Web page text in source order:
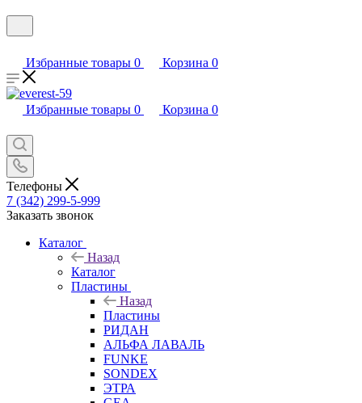
Избранные товары 0 Корзина 0
Избранные товары 0 Корзина 0
Телефоны
7 (342) 299-5-999
Заказать звонок
Каталог
Назад
Каталог
Пластины
Назад
Пластины
РИДАН
АЛЬФА ЛАВАЛЬ
FUNKE
SONDEX
ЭТРА